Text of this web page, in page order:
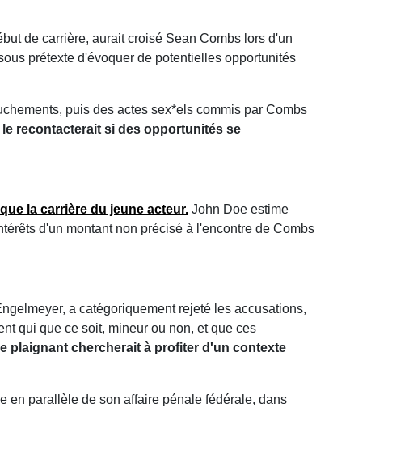
de carrière, aurait croisé Sean Combs lors d'un
prétexte d'évoquer de potentielles opportunités
puis des actes sex*els commis par Combs
recontacterait si des opportunités se
la carrière du jeune acteur. John Doe estime
d'un montant non précisé à l'encontre de Combs
a catégoriquement rejeté les accusations,
qui que ce soit, mineur ou non, et que ces
le plaignant chercherait à profiter d'un contexte
en parallèle de son affaire pénale fédérale, dans